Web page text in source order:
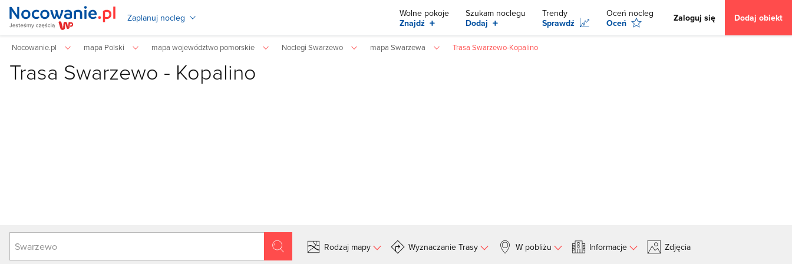
Zaplanuj nocleg
Wolne pokoje
Znajdź +
Szukam noclegu
Dodaj +
Trendy
Sprawdź
Oceń nocleg
Oceń
Zaloguj się Dodaj obiekt
Nocowanie.pl mapa Polski mapa województwo pomorskie Noclegi Swarzewo mapa Swarzewa Trasa Swarzewo-Kopalino
Trasa Swarzewo - Kopalino
Rodzaj mapy Wyznaczanie Trasy W pobliżu Informacje Zdjęcia